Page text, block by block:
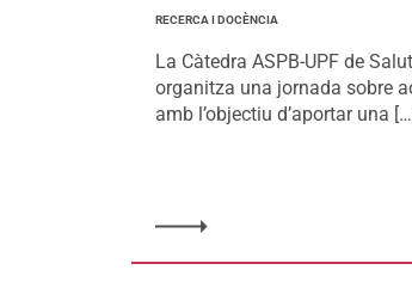
RECERCA I DOCÈNCIA
La Càtedra ASPB-UPF de
organitza una jornada sobre
amb l’objectiu d’aportar una